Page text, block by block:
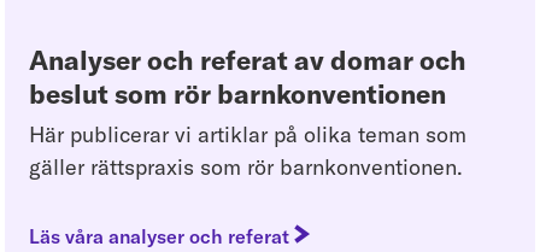
Analyser och referat av domar och
beslut som rör barnkonventionen
Här publicerar vi artiklar på olika teman som
gäller rättspraxis som rör barnkonventionen.
Läs våra analyser och referat